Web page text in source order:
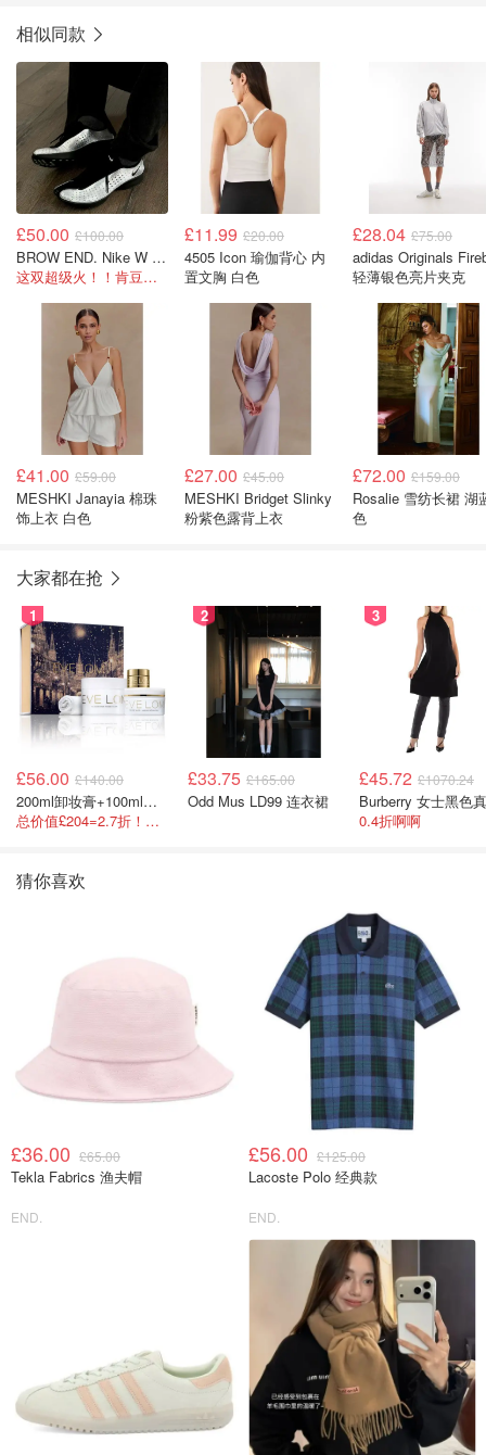
相似同款
£50.00 £100.00
BROW END. Nike W Air Superfly 运动鞋 黑银
这双超级火！！肯豆、柳智敏都在穿！！
£11.99 £20.00
4505 Icon 瑜伽背心 内
置文胸 白色
£28.04 £75.00
adidas Originals
轻薄银色亮片夹克
£41.00 £59.00
MESHKI Janayia 棉珠
饰上衣 白色
£27.00 £45.00
MESHKI Bridget Slinky
粉紫色露背上衣
£72.00 £159.00
Rosalie 雪纺长裙 湖
色
大家都在抢
1
£56.00 £140.00
200ml卸妆膏+100ml急救面膜+面霜+洁颜布
总价值£204=2.7折！闭眼冲这套！
2
£33.75 £165.00
Odd Mus LD99 连衣裙
3
£45.72 £1070.24
0.4折啊啊
猜你喜欢
£36.00 £65.00
Tekla Fabrics 渔夫帽
END.
£56.00 £125.00
Lacoste Polo 经典款
END.